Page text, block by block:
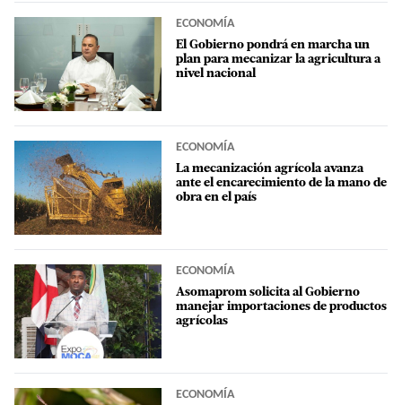
ECONOMÍA
El Gobierno pondrá en marcha un
plan para mecanizar la agricultura a
nivel nacional
ECONOMÍA
La mecanización agrícola avanza
ante el encarecimiento de la mano de
obra en el país
ECONOMÍA
Asomaprom solicita al Gobierno
manejar importaciones de productos
agrícolas
ECONOMÍA